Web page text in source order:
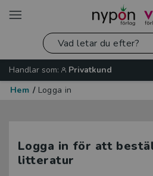
Handlar som:
Privatkund
Hem / Logga in
Logga in för att
litteratur